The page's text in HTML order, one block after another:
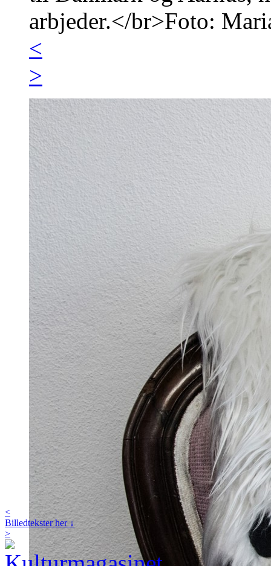
<
>
<
Billedtekster her ↓
>